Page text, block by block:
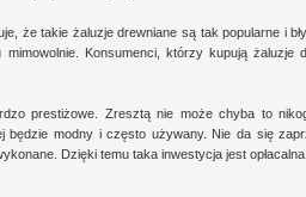
że takie żaluzje drewniane są tak popularne i
Konsumenci, którzy kupują żaluzje
prestiżowe. Zresztą nie może chyba to
będzie modny i często używany. Nie da się
Dzięki temu taka inwestycja jest opłacalna.